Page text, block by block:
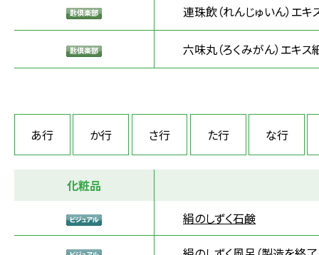
連珠飲（れんじゅいん）エキ
六味丸（ろくみがん）エキス
あ行 か行 さ行 た行 な行
化粧品
絹のしずく石鹸